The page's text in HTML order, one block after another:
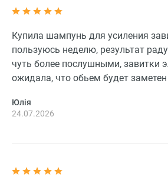
Купила шампунь для усиления
пользуюсь неделю, результат
чуть более послушными, завитки
ожидала, что обьем будет
Юлія
24.07.2026